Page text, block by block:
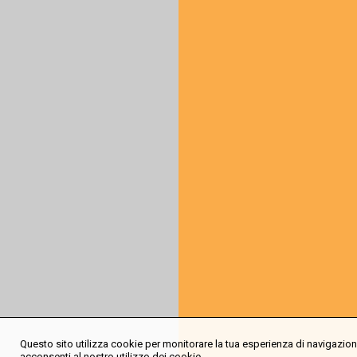
Questo sito utilizza cookie per monitorare la tua esperienza di